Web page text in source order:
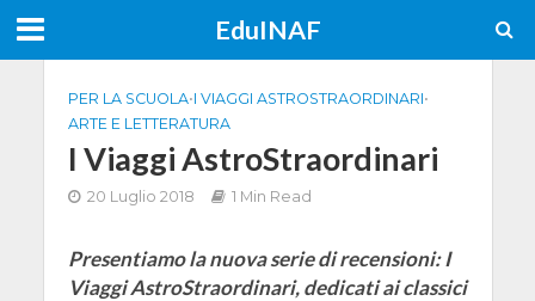
EduINAF
PER LA SCUOLA•I VIAGGI ASTROSTRAORDINARI•
ARTE E LETTERATURA
I Viaggi AstroStraordinari
20 Luglio 2018 1 Min Read
Presentiamo la nuova serie di recensioni: I
Viaggi AstroStraordinari, dedicati ai classici